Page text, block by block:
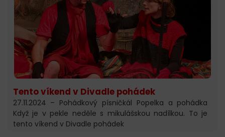
Tento víkend v Divadle pohádek
27.11.2024 – Pohádkový písničkál Popelka a pohádka
Když je v pekle neděle s mikulášskou nadílkou. To je
tento víkend v Divadle pohádek